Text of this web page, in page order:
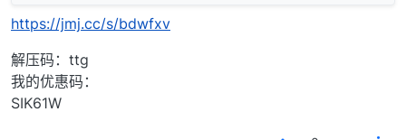
https://jmj.cc/s/bdwfxv
解压码：ttg
我的优惠码：
SIK61W